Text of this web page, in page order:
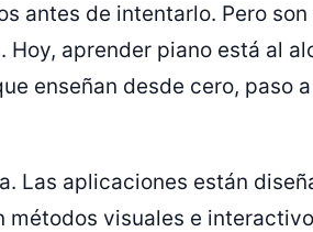
antes de intentarlo. Pero son
aprender piano está al
enseñan desde cero, paso
Las aplicaciones están
métodos visuales e